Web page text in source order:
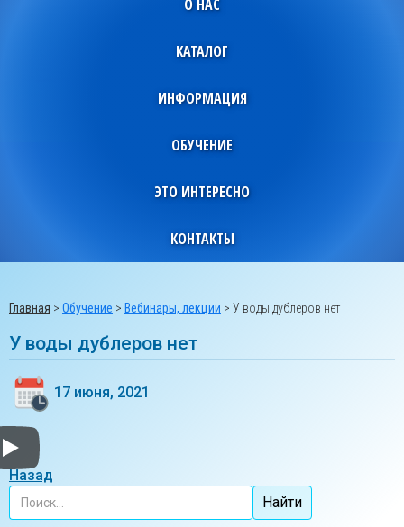
О НАС
КАТАЛОГ
ИНФОРМАЦИЯ
ОБУЧЕНИЕ
ЭТО ИНТЕРЕСНО
КОНТАКТЫ
Главная > Обучение > Вебинары, лекции > У воды дублеров нет
У воды дублеров нет
17 июня, 2021
У воды дублеров нет!
Назад